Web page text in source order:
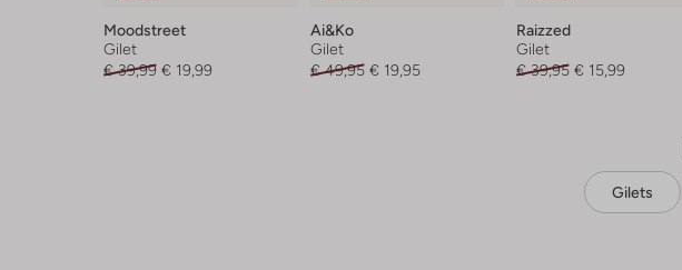
Moodstreet
Gilet
€ 39,99 € 19,99
Ai&ko
Gilet
€ 49,95 € 19,95
Raizzed
Gilet
€ 39,95 € 15,99
Gilets